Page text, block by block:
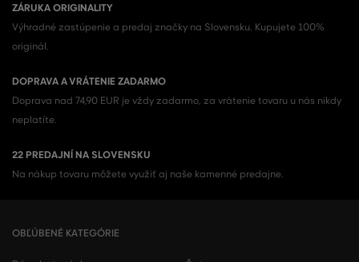
ZÁRUKA ORIGINALITY
Výhradné zastúpenie a predaj značky na Slovensku. Kupujete 100%
originál.
DOPRAVA A VRÁTENIE ZADARMO
Doprava nad 74,90 EUR je vždy zadarmo, za vrátenie tovaru u nás nikdy
neplatíte.
22 PREDAJNÍ NA SLOVENSKU
Na nákup tovaru môžete využiť aj naše kamenné predajne.
OBĽÚBENÉ KATEGÓRIE